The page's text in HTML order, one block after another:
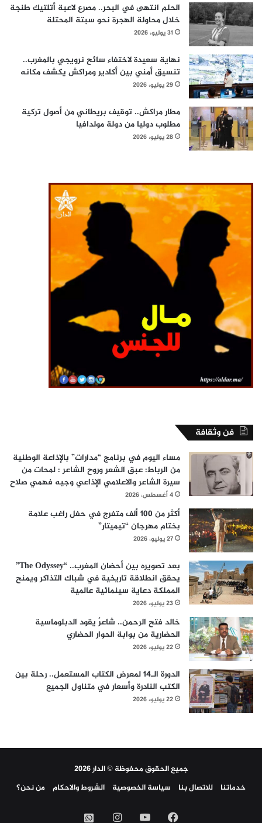
الحلم انتهى في البحر.. مصرع لاعبة أتلتيك طنجة
خلال محاولة الهجرة نحو سبتة المحتلة
31 يوليو، 2026
نهاية سعيدة لاختفاء سائح نرويجي بالمغرب..
تنسيق أمني بين أكادير ومراكش يكشف مكانه
29 يوليو، 2026
مطار مراكش.. توقيف بريطاني من أصول تركية
مطلوب دوليا من دولة مولدافيا
28 يوليو، 2026
فن وثقافة
مساء اليوم في برنامج “مدارات” بالإذاعة الوطنية
من الرباط: عبق الشعر وروح الشاعر : لمحات من
سيرة الشاعر والاعلامي الإذاعي وجيه فهمي صلاح
4 أغسطس، 2026
أكثر من 100 ألف متفرج في حفل راغب علامة
بختام مهرجان “تيميتار”
27 يوليو، 2026
بعد تصويره بين أحضان المغرب.. “The Odyssey”
يحقق انطلاقة تاريخية في شباك التذاكر ويمنح
المملكة دعاية سينمائية عالمية
23 يوليو، 2026
خالد فتح الرحمن.. شاعرٌ يقود الدبلوماسية
الحضارية من بوابة الحوار الحضاري
22 يوليو، 2026
الدورة الـ14 لمعرض الكتاب المستعمل.. رحلة بين
الكتب النادرة وأسعار في متناول الجميع
22 يوليو، 2026
جميع الحقوق محفوظة © الدار 2026
خدماتنا
للاتصال بنا سياسة الخصوصية الشروط والاحكام من نحن؟
فيسبوك‫YouTubeانستقرامواتساب